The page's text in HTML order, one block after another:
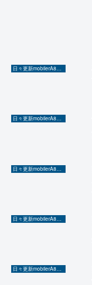
日々更新mobilerA8（Yahoo!ニュースを毎日ウォッチ）
日々更新mobilerA8（Yahoo!ニュースを毎日ウォッチ）